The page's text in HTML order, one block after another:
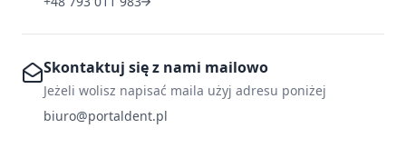
Skontaktuj się z nami mailowo
Jeżeli wolisz napisać maila użyj adresu poniżej
biuro@portaldent.pl